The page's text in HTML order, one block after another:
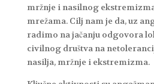
mržnje i nasilnog
mrežama. Cilj nam je da, uz
radimo na jačanju odgovora
civilnog društva na
nasilja, mržnje i ekstremizma.